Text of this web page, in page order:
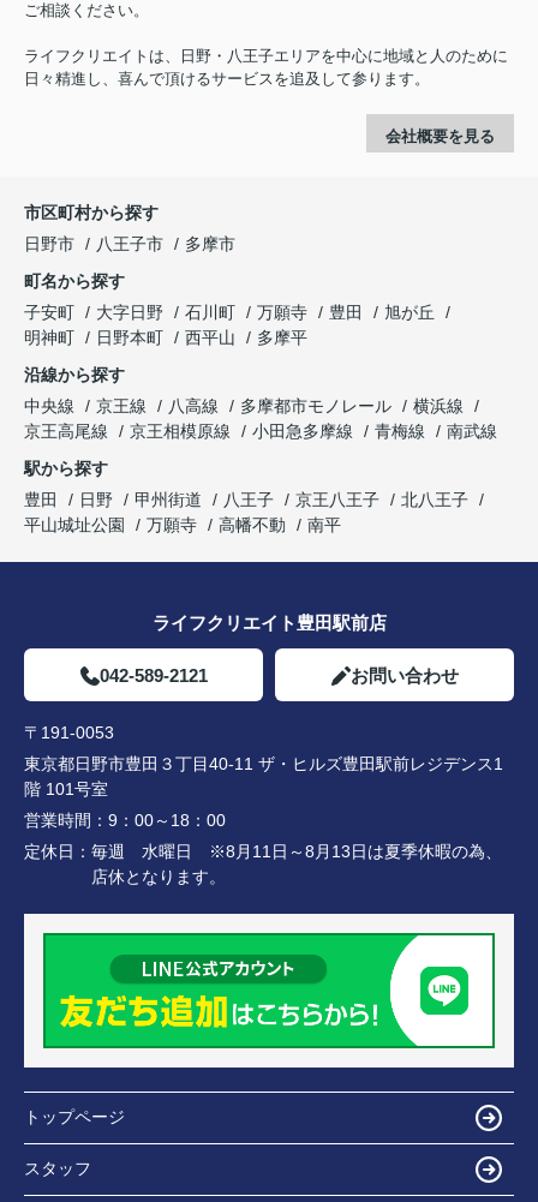
ご相談ください。
ライフクリエイトは、日野・八王子エリアを中心に地域と人のために
日々精進し、喜んで頂けるサービスを追及して参ります。
会社概要を見る
市区町村から探す
日野市
八王子市
多摩市
町名から探す
子安町
大字日野 石川町 万願寺 豊田
旭が丘
明神町
日野本町 西平山
多摩平
沿線から探す
中央線
京王線 八高線 多摩都市モノレール
横浜線
京王高尾線
京王相模原線 小田急多摩線 青梅線
南武線
駅から探す
豊田
日野 甲州街道 八王子 京王八王子
北八王子
平山城址公園
万願寺 高幡不動 南平
ライフクリエイト豊田駅前店
042-589-2121 お問い合わせ
〒191-0053
東京都日野市豊田３丁目40-11 ザ・ヒルズ豊田駅前レジデンス1
階 101号室
営業時間： 9：00～18：00
定休日： 毎週 水曜日 ※8月11日～8月13日は夏季休暇の為、
店休となります。
トップページ
スタッフ